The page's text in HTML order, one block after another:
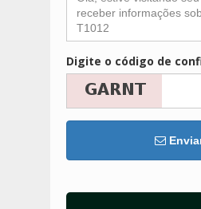
Digite o código de